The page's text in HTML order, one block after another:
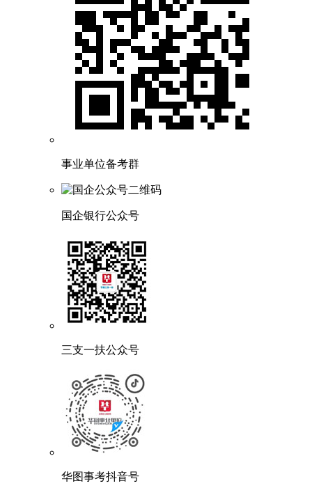
事业单位备考群
国企银行公众号
三支一扶公众号
华图事考抖音号